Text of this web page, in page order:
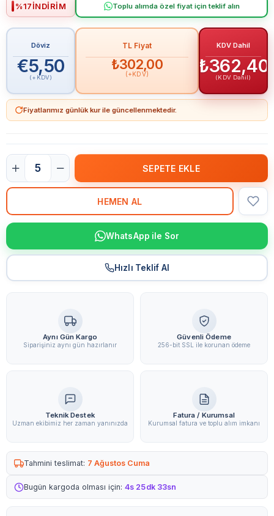
%17İNDIRIM Toplu alımda özel fiyat için teklif alın
Döviz
€5,50
(+KDV)
TL Fiyat
₺302,00
(+KDV)
KDV Dahil
₺362,40
(KDV Dahil)
Fiyatlarımız günlük kur ile güncellenmektedir.
WhatsApp ile Sor
Hızlı Teklif Al
Aynı Gün Kargo
Siparişiniz aynı gün hazırlanır
Güvenli Ödeme
256-bit SSL ile korunan ödeme
Teknik Destek
Uzman ekibimiz her zaman yanınızda
Fatura / Kurumsal
Kurumsal fatura ve toplu alım imkanı
Tahmini teslimat: 7 Ağustos Cuma
Bugün kargoda olması için: 4s 25dk 32sn